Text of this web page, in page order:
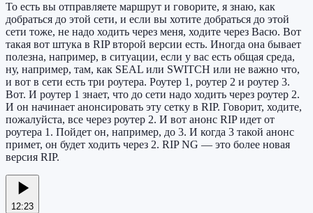
То есть вы отправляете маршрут и говорите, я знаю, как
добраться до этой сети, и если вы хотите добраться до этой
сети тоже, не надо ходить через меня, ходите через Васю. Вот
такая вот штука в RIP второй версии есть. Иногда она бывает
полезна, например, в ситуации, если у вас есть общая среда,
ну, например, там, как SEAL или SWITCH или не важно что,
и вот в сети есть три роутера. Роутер 1, роутер 2 и роутер 3.
Вот. И роутер 1 знает, что до сети надо ходить через роутер 2.
И он начинает анонсировать эту сетку в RIP. Говорит, ходите,
пожалуйста, все через роутер 2. И вот анонс RIP идет от
роутера 1. Пойдет он, например, до 3. И когда 3 такой анонс
примет, он будет ходить через 2. RIP NG — это более новая
версия RIP.
12:23